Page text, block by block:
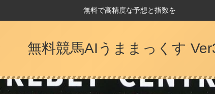
無料で高精度な予想と指数を
無料競馬AIうままっくす